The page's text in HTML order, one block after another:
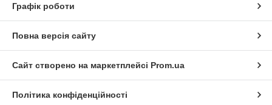
Графік роботи
Повна версія сайту
Сайт створено на маркетплейсі Prom.ua
Політика конфіденційності